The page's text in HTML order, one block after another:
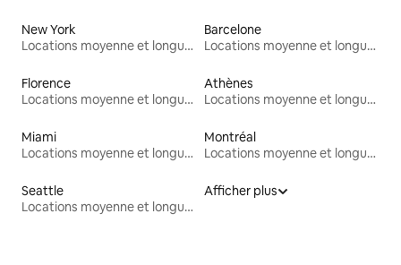
New York
Locations moyenne et longue durée
Barcelone
Locations moyenne et longue durée
Florence
Locations moyenne et longue durée
Athènes
Locations moyenne et longue durée
Miami
Locations moyenne et longue durée
Montréal
Locations moyenne et longue durée
Seattle
Locations moyenne et longue durée
Afficher plus